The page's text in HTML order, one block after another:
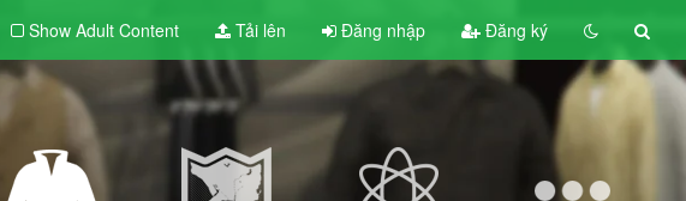
Show Adult Content Tải lên Đăng nhập Đăng ký